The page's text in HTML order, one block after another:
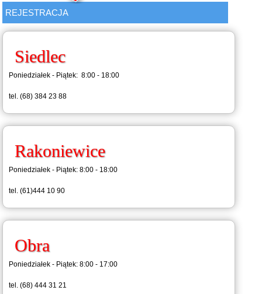
REJESTRACJA
Siedlec
Poniedziałek - Piątek: 8:00 - 18:00
tel. (68) 384 23 88
Rakoniewice
Poniedziałek - Piątek: 8:00 - 18:00
tel. (61)444 10 90
Obra
Poniedziałek - Piątek: 8:00 - 17:00
tel. (68) 444 31 21